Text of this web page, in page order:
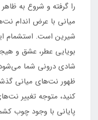
را گرفته و شروع به
میانی با عرض اندام
شیرین است. استشمام
بویایی عطر، عشق و
شادی درونی شما
ظهور نت‌های میانی
کنید، متوجه تغییر
پایانی با وجود چوب